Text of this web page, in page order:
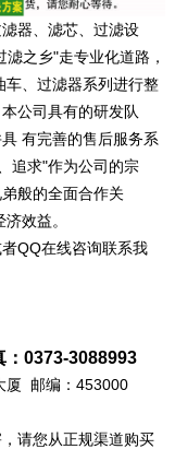
器、滤芯、过滤设
之乡"走专业化道路，
车、过滤器系列进行整
公司具有的研发队
有完善的售后服务系
追求"作为公司的宗
般的全面合作关
效益。
QQ在线咨询联系我
0373-3088993
厦 邮编：453000
请您从正规渠道购买